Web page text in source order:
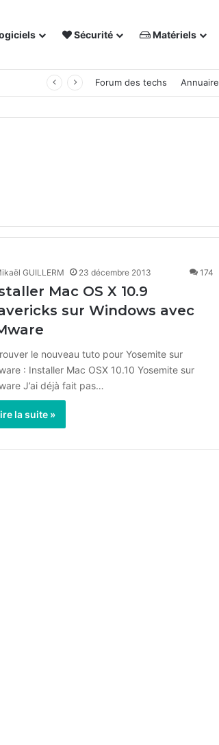
Sécurité Matériels
Forum des techs Annuaire
GUILLERM 23 décembre 2013 174
Mac OS X 10.9
sur Windows avec
le nouveau tuto pour Yosemite sur
: Installer Mac OSX 10.10 Yosemite sur
J’ai déjà fait pas…
la suite »